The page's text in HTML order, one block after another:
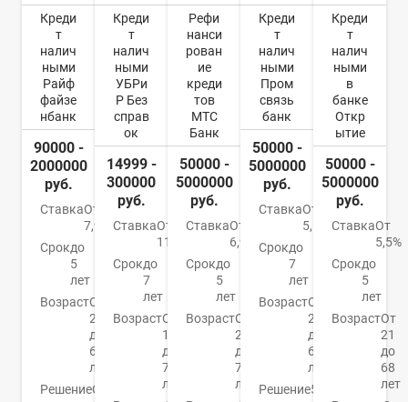
Креди
т
налич
ными
Райф
файзе
нбанк
90000 -
2000000
руб.
СтавкаОт
7,99%
Срокдо
5
лет
ВозрастОт
23
до
67
лет
РешениеОт 2
Креди
т
налич
ными
УБРи
Р Без
справ
ок
14999 -
300000
руб.
СтавкаОт
11%
Срокдо
7
лет
ВозрастОт
19
до
75
лет
Рефи
нанси
рован
ие
креди
тов
МТС
Банк
50000 -
5000000
руб.
СтавкаОт
6,9%
Срокдо
5
лет
ВозрастОт
20
до
70
лет
Креди
т
налич
ными
Пром
связь
банк
50000 -
5000000
руб.
СтавкаОт
5,5%
Срокдо
7
лет
ВозрастОт
23
до
65
лет
Решение5
Креди
т
налич
ными
в
банке
Откр
ытие
50000 -
5000000
руб.
СтавкаОт
5,5%
Срокдо
5
лет
ВозрастОт
21
до
68
лет